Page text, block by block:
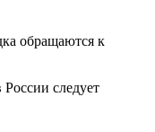
обращаются к
следует